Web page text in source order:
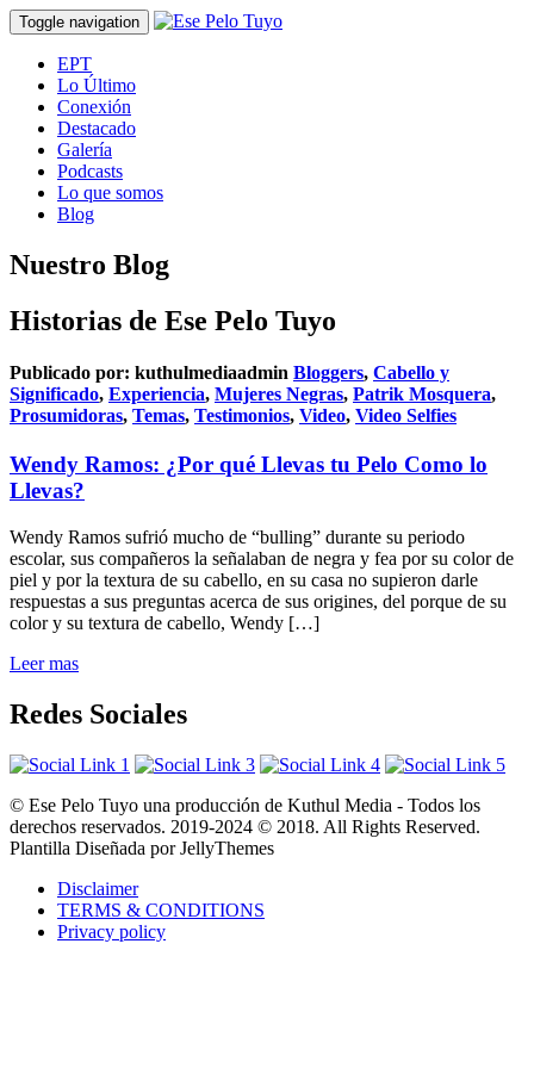
Toggle navigation
EPT
Lo Último
Conexión
Destacado
Galería
Podcasts
Lo que somos
Blog
Nuestro Blog
Historias de Ese Pelo Tuyo
Publicado por: kuthulmediaadmin Bloggers, Cabello y
Significado, Experiencia, Mujeres Negras, Patrik Mosquera,
Prosumidoras, Temas, Testimonios, Video, Video Selfies
Wendy Ramos: ¿Por qué Llevas tu Pelo Como lo
Llevas?
Wendy Ramos sufrió mucho de “bulling” durante su periodo
escolar, sus compañeros la señalaban de negra y fea por su color de
piel y por la textura de su cabello, en su casa no supieron darle
respuestas a sus preguntas acerca de sus origines, del porque de su
color y su textura de cabello, Wendy […]
Leer mas
Redes Sociales
© Ese Pelo Tuyo una producción de Kuthul Media - Todos los
derechos reservados. 2019-2024 © 2018. All Rights Reserved.
Plantilla Diseñada por JellyThemes
Disclaimer
TERMS & CONDITIONS
Privacy policy